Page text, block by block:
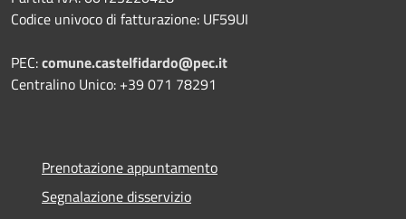
Codice univoco di fatturazione: UF59UI
PEC:comune.castelfidardo@pec.it
Centralino Unico: +39 071 78291
Prenotazione appuntamento
Segnalazione disservizio